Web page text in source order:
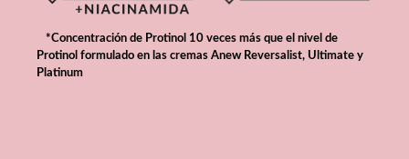
*Concentración de Protinol 10 veces más que el nivel de
Protinol formulado en las cremas Anew Reversalist, Ultimate y
Platinum